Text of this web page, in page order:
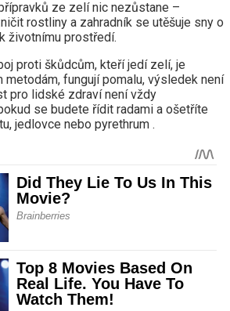
ze zelí nic nezůstane –
rostliny a zahradník se utěšuje sny o
životnímu prostředí.
proti škůdcům, kteří jedí zelí, je
fungují pomalu, výsledek není
pro lidské zdraví není vždy
se budete řídit radami a ošetříte
jedlovce nebo pyrethrum .